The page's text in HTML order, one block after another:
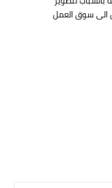
الى سوق العمل